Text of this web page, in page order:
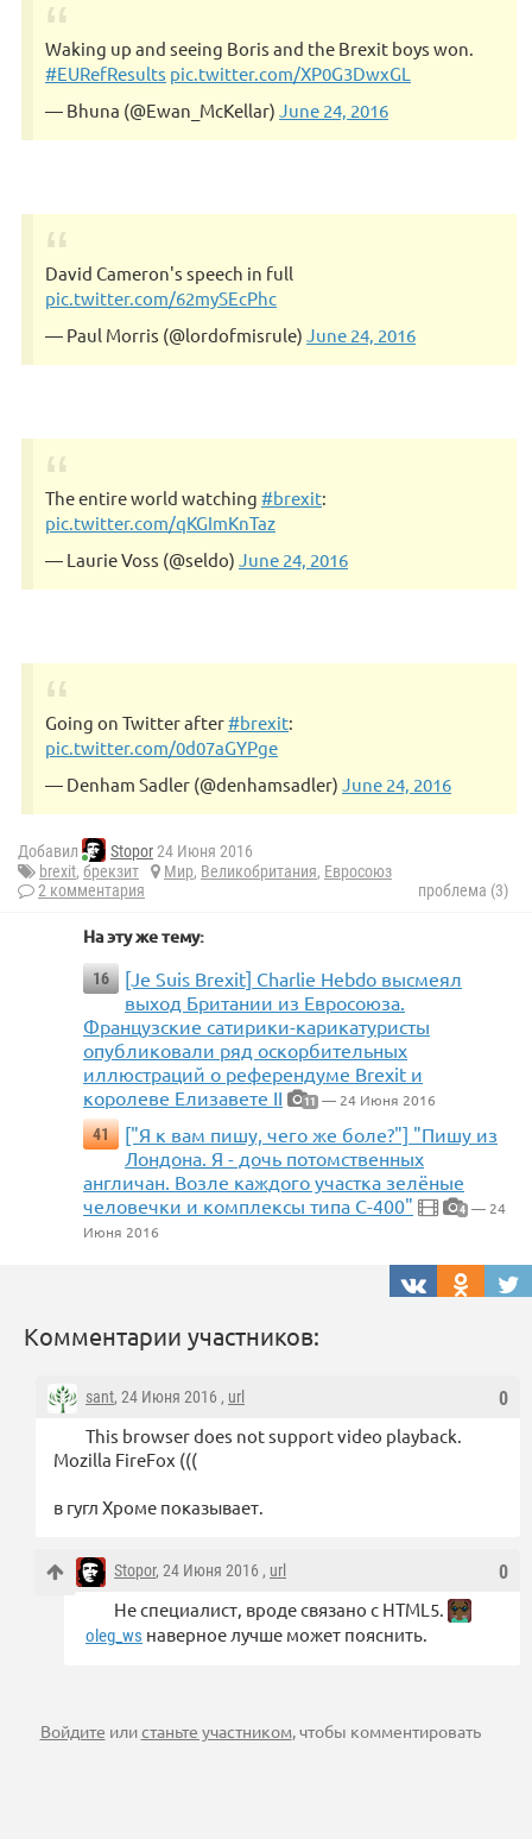
Waking up and seeing Boris and the Brexit boys won.
#EURefResults pic.twitter.com/XP0G3DwxGL
— Bhuna (@Ewan_McKellar) June 24, 2016
David Cameron's speech in full
pic.twitter.com/62mySEcPhc
— Paul Morris (@lordofmisrule) June 24, 2016
The entire world watching #brexit:
pic.twitter.com/qKGImKnTaz
— Laurie Voss (@seldo) June 24, 2016
Going on Twitter after#brexit:
pic.twitter.com/0d07aGYPge
— Denham Sadler (@denhamsadler) June 24, 2016
Добавил Stopor24 Июня 2016
brexit, брекзит Мир, Великобритания, Евросоюз
2 комментария
проблема (3)
На эту же тему:
16
[Je Suis Brexit] Charlie Hebdo высмеял
выход Британии из Евросоюза.
Французские сатирики-карикатуристы
опубликовали ряд оскорбительных
иллюстраций о референдуме Brexit и
королеве Елизавете II
11 — 24 Июня 2016
41
["Я к вам пишу, чего же боле?"] "Пишу из
Лондона. Я - дочь потомственных
англичан. Возле каждого участка зелёные
человечки и комплексы типа С-400"
4 — 24
Июня 2016
Комментарии участников:
0
sant, 24 Июня 2016 , url
This browser does not support video playback.
Mozilla FireFox (((
в гугл Хроме показывает.
0
Stopor, 24 Июня 2016 , url
Не специалист, вроде связано с HTML5.
oleg_ws наверное лучше может пояснить.
Войдите илистаньте участником, чтобы комментировать